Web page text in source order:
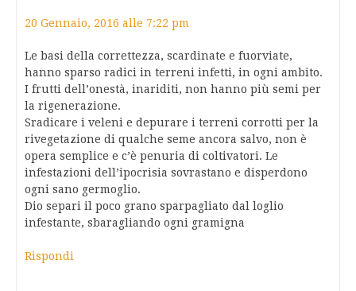
20 Gennaio, 2016 alle 7:22 pm
Le basi della correttezza, scardinate e fuorviate,
hanno sparso radici in terreni infetti, in ogni ambito.
I frutti dell’onestà, inariditi, non hanno più semi per
la rigenerazione.
Sradicare i veleni e depurare i terreni corrotti per la
rivegetazione di qualche seme ancora salvo, non è
opera semplice e c’è penuria di coltivatori. Le
infestazioni dell’ipocrisia sovrastano e disperdono
ogni sano germoglio.
Dio separi il poco grano sparpagliato dal loglio
infestante, sbaragliando ogni gramigna
Rispondi